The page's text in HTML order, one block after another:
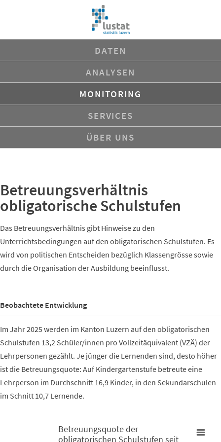
DATEN
ANALYSEN
MONITORING
SERVICES
ÜBER UNS
Betreuungsverhältnis
obligatorische Schulstufen
Das Betreuungsverhältnis gibt Hinweise zu den
Unterrichtsbedingungen auf den obligatorischen Schulstufen. Es
wird von politischen Entscheiden bezüglich Klassengrösse sowie
durch die Organisation der Ausbildung beeinflusst.
Beobachtete Entwicklung
Im Jahr 2025 werden im Kanton Luzern auf den obligatorischen
Schulstufen 13,2 Schüler/innen pro Vollzeitäquivalent (VZÄ) der
Lehrpersonen gezählt. Je jünger die Lernenden sind, desto höher
ist die Betreuungsquote: Auf Kindergartenstufe betreute eine
Lehrperson im Durchschnitt 16,9 Kinder, in den Sekundarschulen
im Schnitt 10,7 Lernende.
Betreuungsquote der
obligatorischen Schulstufen seit